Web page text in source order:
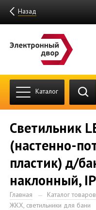
Назад
Каталог
Светильник
(настенно-
пластик) д/
наклонный,
Главная Каталог товаров
ЖКХ, светильники для бани